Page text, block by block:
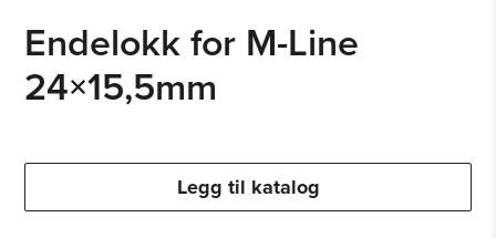
Endelokk for M-Line
24×15,5mm
Legg til katalog